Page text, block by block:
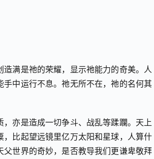
满是祂的荣耀，显示祂能力的奇美。人
中运行不息。祂无所不在，祂的名何其
亦是造成一切争斗、战乱等蹂躝。天上
比起望远镜里亿万太阳和星球，人算什
世界的奇妙，是否教导我们更谦卑敬拜